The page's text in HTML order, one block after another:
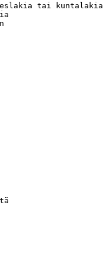
tai kuntalakia